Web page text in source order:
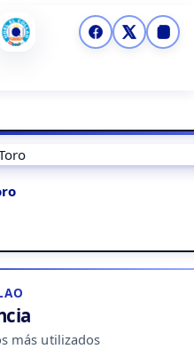
más utilizados